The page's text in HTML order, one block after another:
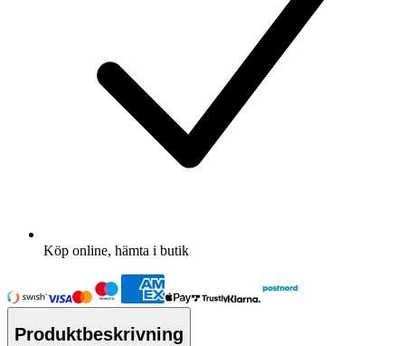
Köp online, hämta i butik
Produktbeskrivning